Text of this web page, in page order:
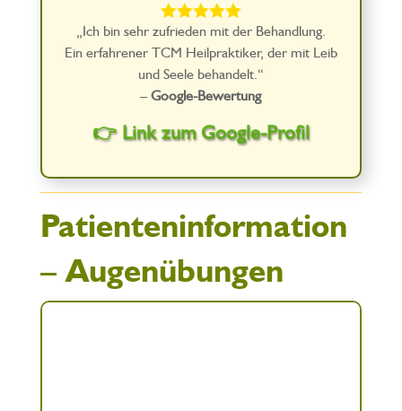

„Ich bin sehr zufrieden mit der Behandlung.
Ein erfahrener TCM Heilpraktiker, der mit Leib
und Seele behandelt.“
–Google-Bewertung
👉 Link zum Google-Profil
Patienteninformation
– Augenübungen